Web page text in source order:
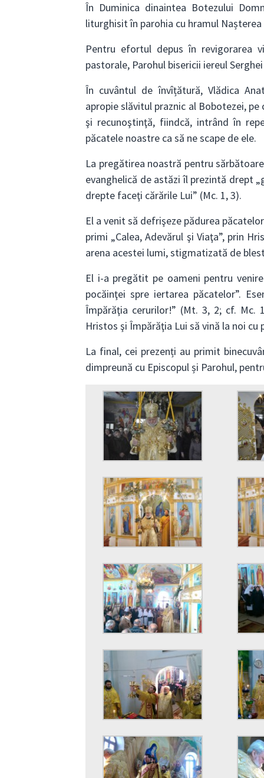
În Duminica dinaintea Botezului
liturghisit în parohia cu hramul
Pentru efortul depus în revigorarea
pastorale, Parohul bisericii iereul
În cuvântul de învîțătură, Vlădica
apropie slăvitul praznic al Bobotezei,
şi recunoştinţă, fiindcă, intrând în
păcatele noastre ca să ne scape de ele.
La pregătirea noastră pentru
evanghelică de astăzi îl prezintă drept
drepte faceţi cărările Lui” (Mc. 1, 3).
El a venit să defrişeze pădurea
primi „Calea, Adevărul şi Viaţa”, prin
arena acestei lumi, stigmatizată de
El i-a pregătit pe oameni pentru
pocăinţei spre iertarea păcatelor”.
Împărăţia cerurilor!” (Mt. 3, 2; cf. Mc.
Hristos şi Împărăţia Lui să vină la noi cu
La final, cei prezenți au primit
dimpreună cu Episcopul și Parohul,